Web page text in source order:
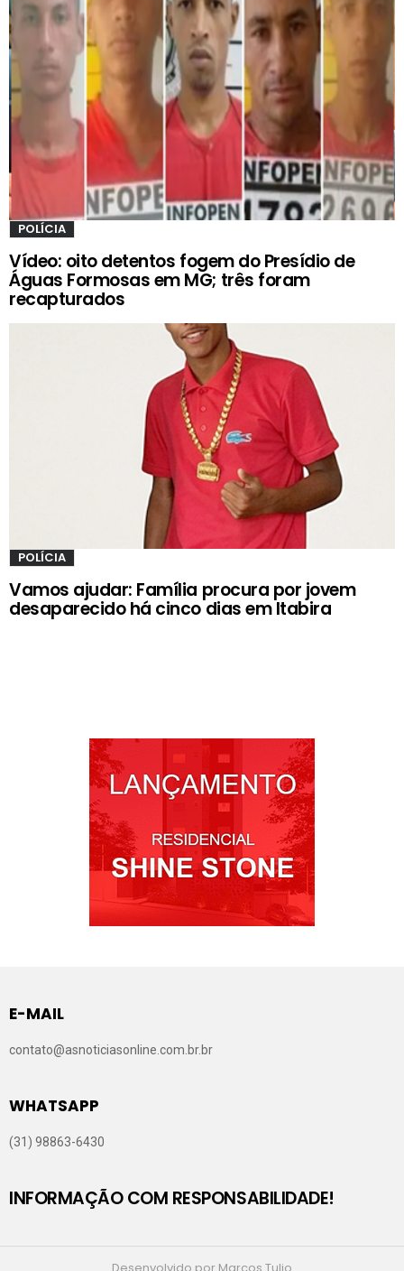
POLÍCIA
Vídeo: oito detentos fogem do Presídio de
Águas Formosas em MG; três foram
recapturados
POLÍCIA
Vamos ajudar: Família procura por jovem
desaparecido há cinco dias em Itabira
E-MAIL
contato@asnoticiasonline.com.br.br
WHATSAPP
(31) 98863-6430
INFORMAÇÃO COM RESPONSABILIDADE!
Desenvolvido por Marcos Tulio